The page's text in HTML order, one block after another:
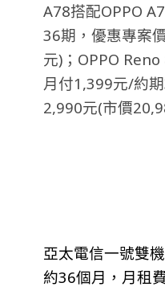
A78搭配OPPO
36期，優惠專案
元)；OPPO Reno
月付1,399元/約
2,990元(市價
亞太電信一號雙
約36個月，月租